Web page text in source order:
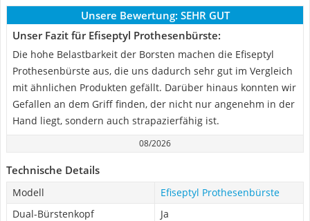
Unsere Bewertung: SEHR GUT
Unser Fazit für Efiseptyl Prothesenbürste:
Die hohe Belastbarkeit der Borsten machen die Efiseptyl
Prothesenbürste aus, die uns dadurch sehr gut im Vergleich
mit ähnlichen Produkten gefällt. Darüber hinaus konnten wir
Gefallen an dem Griff finden, der nicht nur angenehm in der
Hand liegt, sondern auch strapazierfähig ist.
08/2026
Technische Details
Modell
Efiseptyl Prothesenbürste
Dual-Bürstenkopf
Ja